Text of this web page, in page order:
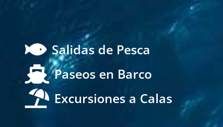
 Salidas de Pesca
 Paseos en Barco
 Excursiones a Calas